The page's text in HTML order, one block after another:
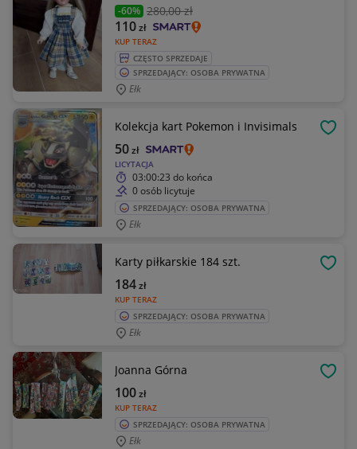
-60% 280,00 zł
KUP TERAZ
110zł
CZĘSTO SPRZEDAJE
SPRZEDAJĄCY: OSOBA PRYWATNA
Ełk
Kolekcja kart Pokemon i Invisimals
LICYTACJA
50zł
03:00:23 do końca
0 osób licytuje
SPRZEDAJĄCY: OSOBA PRYWATNA
Ełk
Karty piłkarskie 184 szt.
KUP TERAZ
184zł
SPRZEDAJĄCY: OSOBA PRYWATNA
Ełk
Joanna Górna
KUP TERAZ
100zł
SPRZEDAJĄCY: OSOBA PRYWATNA
Ełk